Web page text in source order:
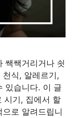
쌕쌕거리거나 쇳
식, 알레르기,
있습니다. 이 글
시기, 집에서 할
로 알려드립니